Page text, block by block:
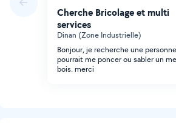
Cherche Bricolage et multi
services
Dinan (Zone Industrielle)
Bonjour, je recherche une
pourrait me poncer ou sabler un
bois. merci